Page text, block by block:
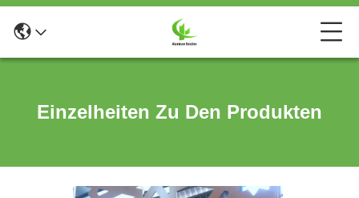
Einzelheiten Zu Den Produkten